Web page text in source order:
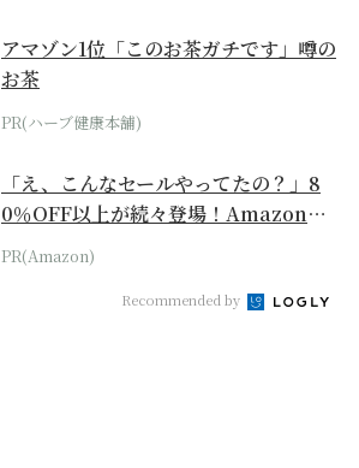
アマゾン1位「このお茶ガチです」噂の
お茶
PR(ハーブ健康本舗)
「え、こんなセールやってたの？」8
0％OFF以上が続々登場！Amazonの
本気が...
PR(Amazon)
Recommended by